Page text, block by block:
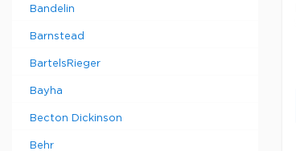
Bandelin
Barnstead
BartelsRieger
Bayha
Becton Dickinson
Behr